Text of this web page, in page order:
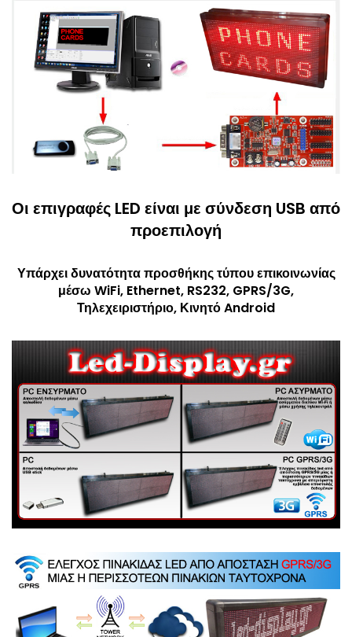
Οι επιγραφές LED είναι με σύνδεση USB από
προεπιλογή
Υπάρχει δυνατότητα προσθήκης τύπου επικοινωνίας
μέσω WiFi, Ethernet, RS232, GPRS/3G,
Τηλεχειριστήριο, Κινητό Android